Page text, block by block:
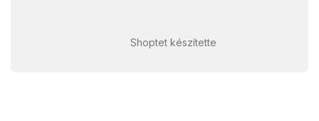
Shoptet készítette